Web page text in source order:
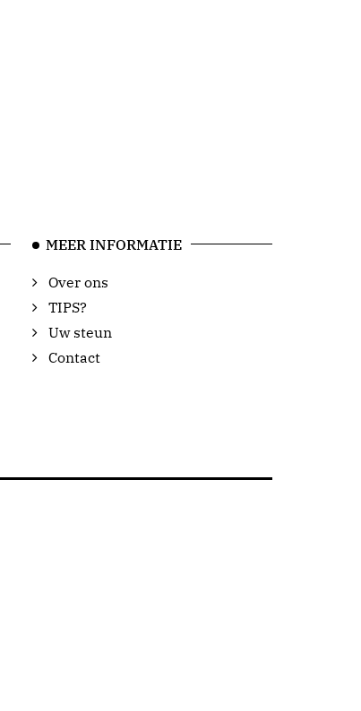
MEER INFORMATIE
Over ons
TIPS?
Uw steun
Contact